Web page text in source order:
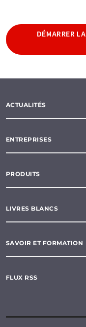
DÉMARRER
ACTUALITÉS
ENTREPRISES
PRODUITS
LIVRES BLANCS
SAVOIR ET FORMATION
FLUX RSS